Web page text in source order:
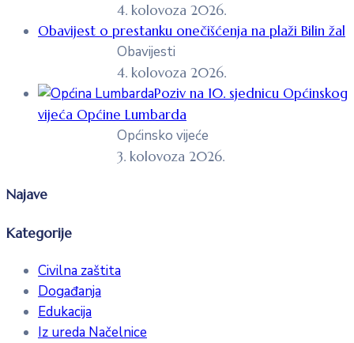
4. kolovoza 2026.
Obavijest o prestanku onečišćenja na plaži Bilin žal
Obavijesti
4. kolovoza 2026.
Poziv na 10. sjednicu Općinskog
vijeća Općine Lumbarda
Općinsko vijeće
3. kolovoza 2026.
Najave
Kategorije
Civilna zaštita
Događanja
Edukacija
Iz ureda Načelnice